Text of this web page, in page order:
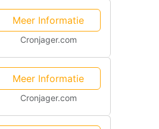
Meer Informatie
Cronjager.com
Meer Informatie
Cronjager.com